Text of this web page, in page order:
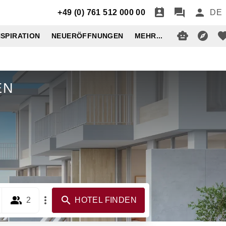
+49 (0) 761 512 000 00 DE
NEUERÖFFNUNGEN MEHR...
2 HOTEL FINDEN